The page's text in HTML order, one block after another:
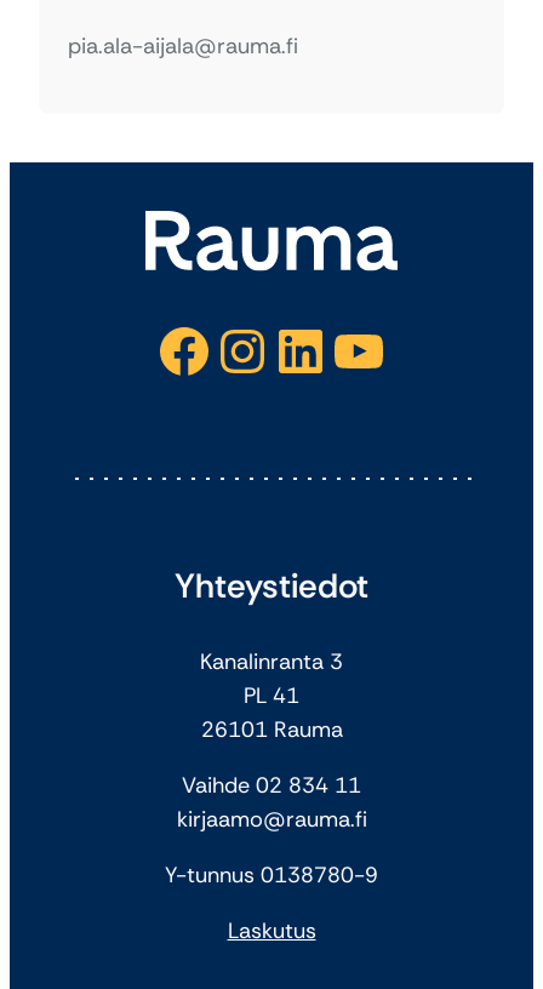
pia.ala-aijala@rauma.fi
Facebook Instagram LinkedIn YouTube
Yhteystiedot
Kanalinranta 3
PL 41
26101 Rauma
Vaihde 02 834 11
kirjaamo@rauma.fi
Y-tunnus 0138780-9
Laskutus